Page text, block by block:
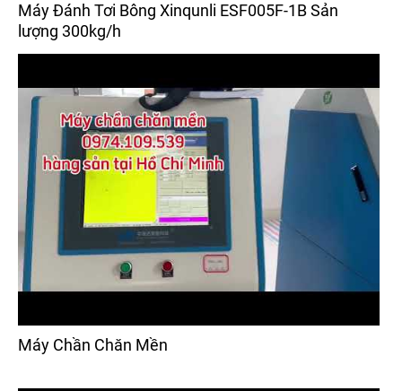
Máy Đánh Tơi Bông Xinqunli ESF005F-1B Sản
lượng 300kg/h
Máy Chần Chăn Mền